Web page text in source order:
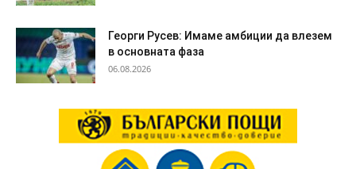
Георги Русев: Имаме амбиции да влезем
в основната фаза
06.08.2026